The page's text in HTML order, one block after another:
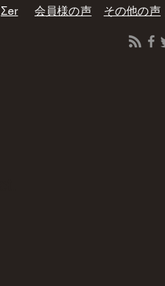
​Σer ​会員様の声 ​その他の声